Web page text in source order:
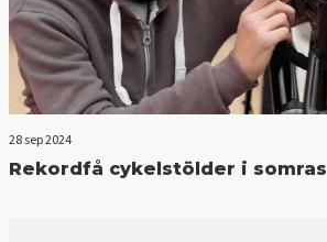
28 sep 2024
Rekordfå cykelstölder i somras